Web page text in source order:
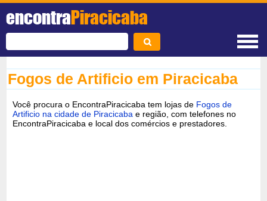
encontraPiracicaba
Fogos de Artificio em Piracicaba
Você procura o EncontraPiracicaba tem lojas de Fogos de
Artificio na cidade de Piracicaba e região, com telefones no
EncontraPiracicaba e local dos comércios e prestadores.